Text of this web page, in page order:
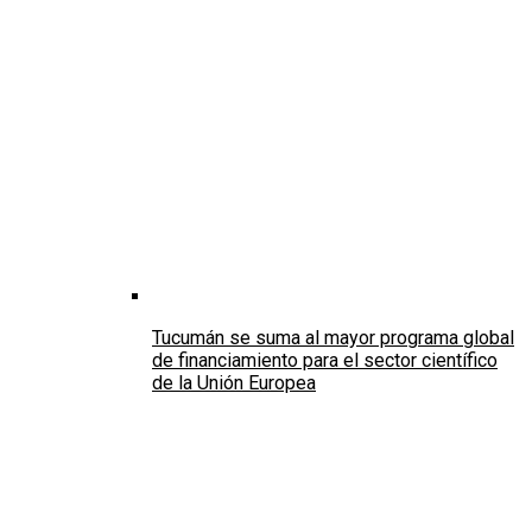
Tucumán se suma al mayor programa global
de financiamiento para el sector científico
de la Unión Europea